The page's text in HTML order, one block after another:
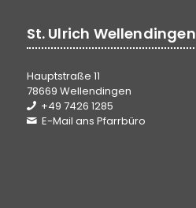
St. Ulrich Wellendingen
Hauptstraße 11
78669 Wellendingen
+49 7426 1285
E-Mail ans Pfarrbüro